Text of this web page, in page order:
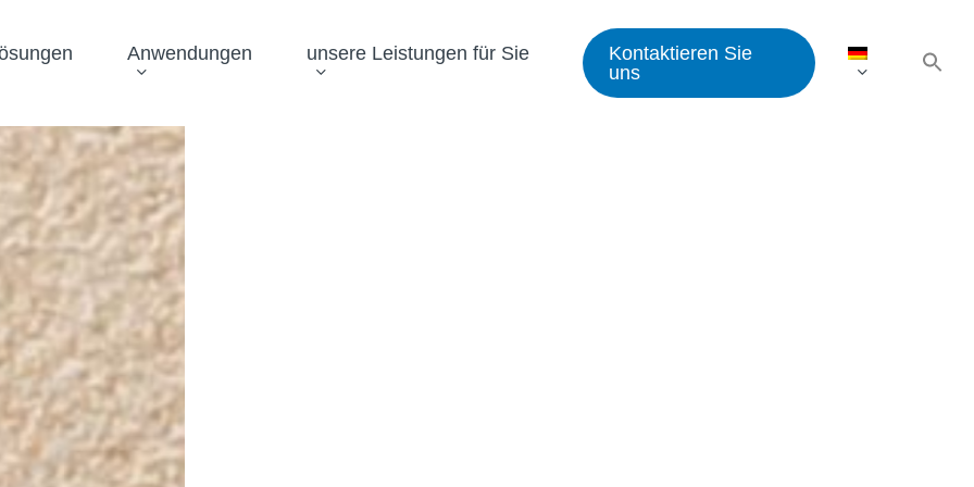
Anwendungen unsere Leistungen für Sie
Kontaktieren Sie
uns